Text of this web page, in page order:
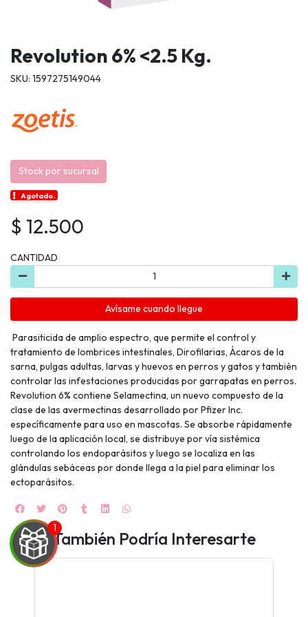
Revolution 6% <2.5 Kg.
SKU: 1597275149044
Stock por sucursal
Agotado.
$ 12.500
CANTIDAD
Avísame cuando llegue
Parasiticida de amplio espectro, que permite el control y
tratamiento de lombrices intestinales, Dirofilarias, Ácaros de la
sarna, pulgas adultas, larvas y huevos en perros y gatos y también
controlar las infestaciones producidas por garrapatas en perros.
Revolution 6% contiene Selamectina, un nuevo compuesto de la
clase de las avermectinas desarrollado por Pfizer Inc.
específicamente para uso en mascotas. Se absorbe rápidamente
luego de la aplicación local, se distribuye por vía sistémica
controlando los endoparásitos y luego se localiza en las
glándulas sebáceas por donde llega a la piel para eliminar los
ectoparásitos.
También Podría Interesarte